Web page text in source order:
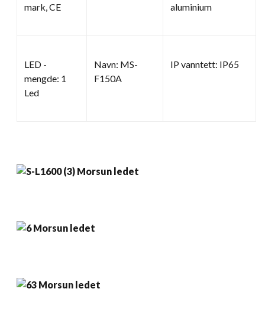
mark, CE
aluminium
LED -
mengde: 1
Led
Navn: MS-
F150A
IP vanntett: IP65